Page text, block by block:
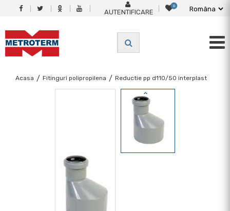
AUTENTIFICARE
0
Acasa / Fitinguri polipropilena / Reductie pp d110/50 interplast